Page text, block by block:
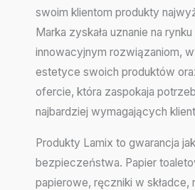
swoim klientom produkty
Marka zyskała uznanie na
innowacyjnym rozwiązaniom,
estetyce swoich produktów
ofercie, która zaspokaja
najbardziej wymagających
Produkty Lamix to gwarancja
bezpieczeństwa. Papier
papierowe, ręczniki w składce,